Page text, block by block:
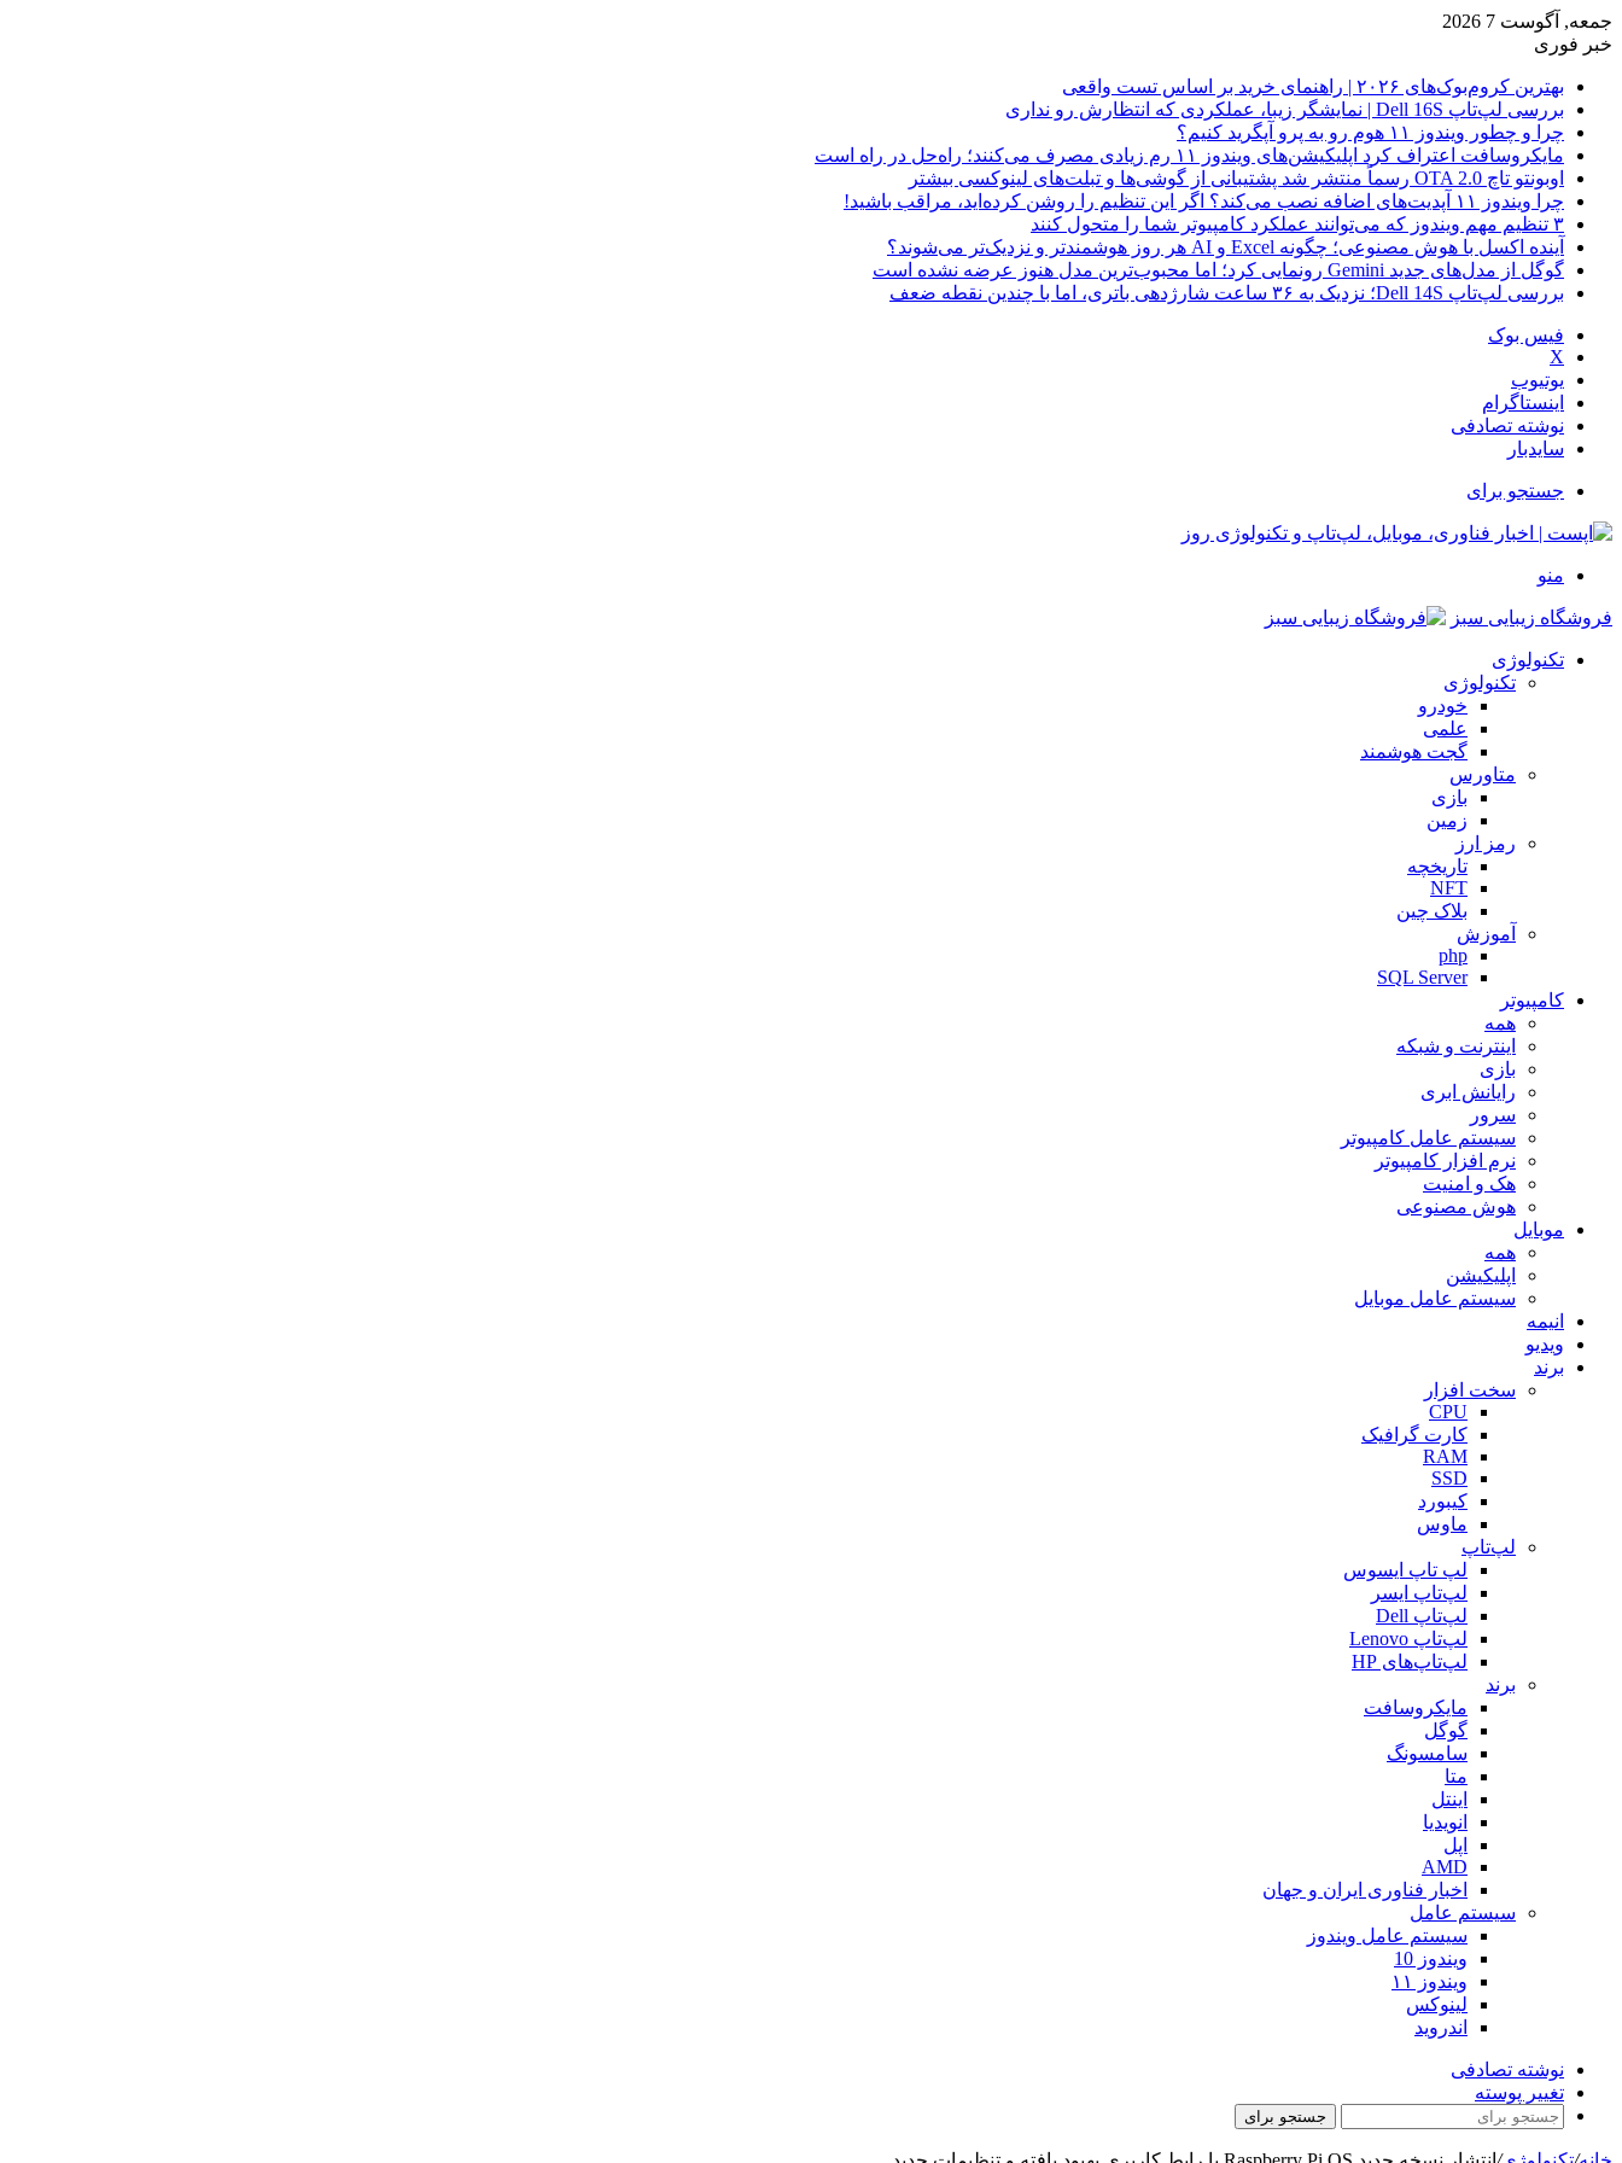
جمعه, آگوست 7 2026
خبر فوری
بهترین کروم‌بوک‌های ۲۰۲۶ | راهنمای خرید بر اساس تست واقعی
بررسی لپ‌تاپ Dell 16S | نمایشگر زیبا، عملکردی که انتظارش رو نداری
چرا و چطور ویندوز ۱۱ هوم رو به پرو آپگرید کنیم؟
مایکروسافت اعتراف کرد اپلیکیشن‌های ویندوز ۱۱ رم زیادی مصرف می‌کنند؛ راه‌حل در راه است
اوبونتو تاچ OTA 2.0 رسماً منتشر شد پشتیبانی از گوشی‌ها و تبلت‌های لینوکسی بیشتر
چرا ویندوز ۱۱ آپدیت‌های اضافه نصب می‌کند؟ اگر این تنظیم را روشن کرده‌اید، مراقب باشید!
۳ تنظیم مهم ویندوز که می‌توانند عملکرد کامپیوتر شما را متحول کنند
آینده اکسل با هوش مصنوعی؛ چگونه Excel و AI هر روز هوشمندتر و نزدیک‌تر می‌شوند؟
گوگل از مدل‌های جدید Gemini رونمایی کرد؛ اما محبوب‌ترین مدل هنوز عرضه نشده است
بررسی لپ‌تاپ Dell 14S؛ نزدیک به ۳۶ ساعت شارژدهی باتری، اما با چندین نقطه ضعف
فیس بوک
X
یوتیوب
اینستاگرام
نوشته تصادفی
سایدبار
جستجو برای
منو
فروشگاه زیبایی سبز
تکنولوژی
تکنولوژی
خودرو
علمی
گجت هوشمند
متاورس
بازی
زمین
رمز ارز
تاریخچه
NFT
بلاک چین
آموزش
php
SQL Server
کامپیوتر
همه
اینترنت و شبکه
بازی
رایانش ابری
سرور
سیستم عامل کامپیوتر
نرم افزار کامپیوتر
هک و امنیت
هوش مصنوعی
موبایل
همه
اپلیکیشن
سیستم عامل موبایل
انیمه
ویدیو
برند
سخت افزار
CPU
کارت گرافیک
RAM
SSD
کیبورد
ماوس
لپ‌تاپ
لپ تاپ ایسوس
لپ‌تاپ ایسر
لپ‌تاپ Dell
لپ‌تاپ Lenovo
لپ‌تاپ‌های HP
برند
مایکروسافت
گوگل
سامسونگ
متا
اینتل
انویدیا
اپل
AMD
اخبار فناوری ایران و جهان
سیستم عامل
سیستم عامل ویندوز
ویندوز 10
ویندوز ۱۱
لینوکس
اندروید
نوشته تصادفی
تغییر پوسته
جستجو برای